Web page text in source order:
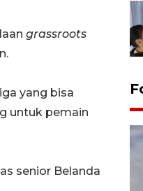
grassroots
yang bisa
untuk pemain
senior Belanda